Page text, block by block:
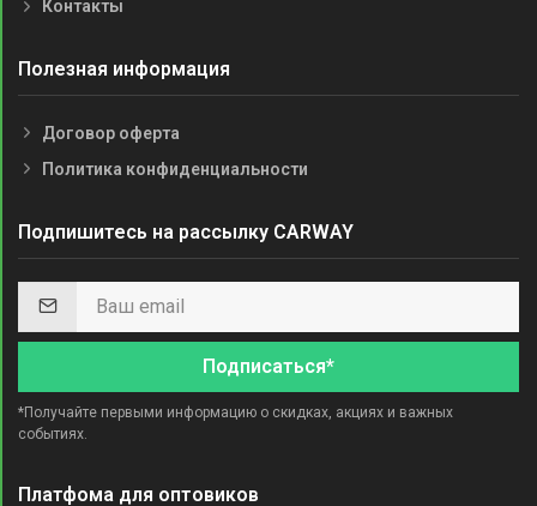
Контакты
Полезная информация
Договор оферта
Политика конфиденциальности
Подпишитесь на рассылку CARWAY
Подписаться*
*Получайте первыми информацию о скидках, акциях и важных
событиях.
Платфома для оптовиков